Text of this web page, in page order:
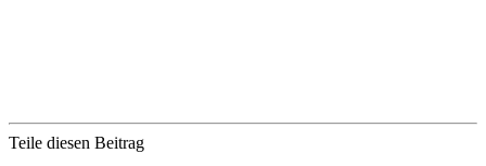
Teile diesen Beitrag